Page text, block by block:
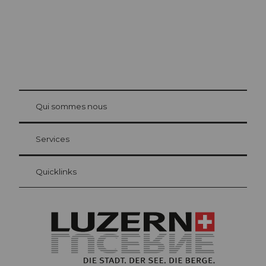
Carte d’hôte Lucerne
Vos avantages en tant qu'hôte pour la nuit
at Bre
Qui sommes nous
Services
Quicklinks